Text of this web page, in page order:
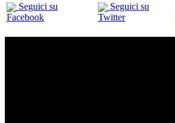
Seguici su
Facebook
Seguici su
Twitter